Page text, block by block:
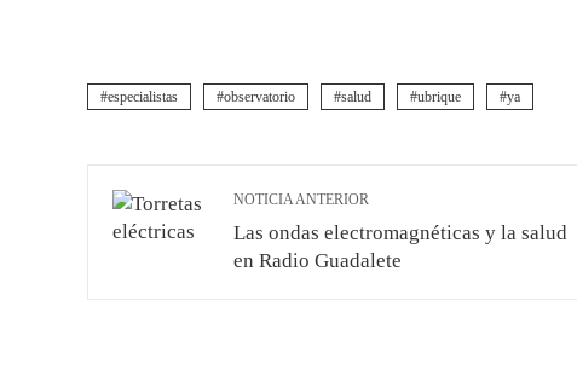
especialistas observatorio salud ubrique ya
NOTICIA ANTERIOR
Las ondas electromagnéticas y la salud
en Radio Guadalete